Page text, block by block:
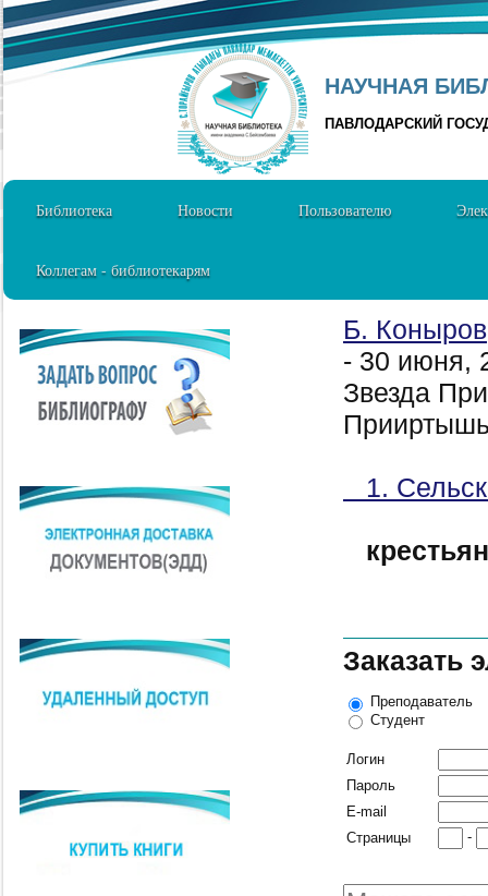
НАУЧНАЯ
ПАВЛОДАРСКИЙ
Библиотека Новости Пользователю
Коллегам - библиотекарям
Б. Коныров
- 30 июня,
Звезда
1.
Заказать
Преподаватель
Студент
Логин
Пароль
E-mail
Страницы
-